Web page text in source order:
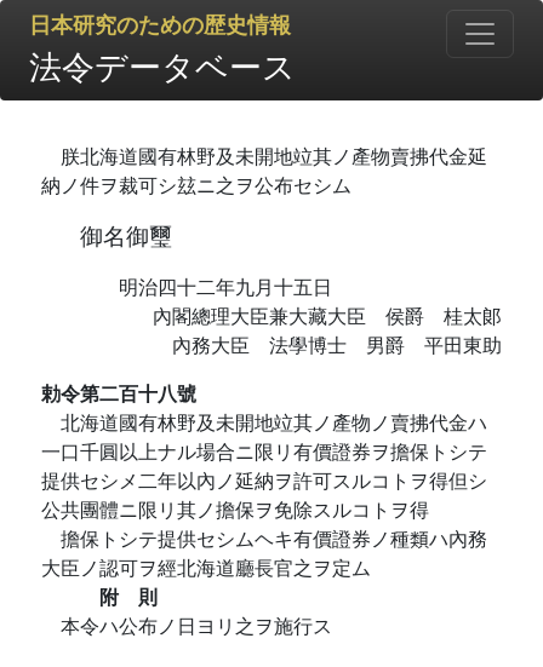
日本研究のための歴史情報
法令データベース
朕北海道國有林野及未開地竝其ノ產物賣拂代金延
納ノ件ヲ裁可シ玆ニ之ヲ公布セシム
御名御璽
明治四十二年九月十五日
內閣總理大臣兼大藏大臣 侯爵 桂太郞
內務大臣 法學博士 男爵 平田東助
勅令第二百十八號
北海道國有林野及未開地竝其ノ產物ノ賣拂代金ハ
一口千圓以上ナル場合ニ限リ有價證券ヲ擔保トシテ
提供セシメ二年以內ノ延納ヲ許可スルコトヲ得但シ
公共團體ニ限リ其ノ擔保ヲ免除スルコトヲ得
擔保トシテ提供セシムヘキ有價證券ノ種類ハ內務
大臣ノ認可ヲ經北海道廳長官之ヲ定ム
附 則
本令ハ公布ノ日ヨリ之ヲ施行ス